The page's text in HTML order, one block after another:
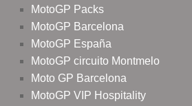
MotoGP Packs
MotoGP Barcelona
MotoGP España
MotoGP circuito Montmelo
Moto GP Barcelona
MotoGP VIP Hospitality